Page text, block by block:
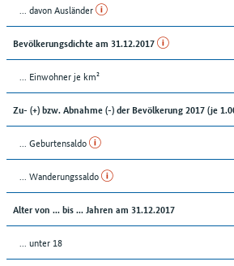
... davon Ausländer
Bevölkerungsdichte am 31.12.2017
... Einwohner je km²
Zu- (+) bzw. Abnahme (-) der Bevölkerung 2017 (je
... Geburtensaldo
... Wanderungssaldo
Alter von ... bis ... Jahren am 31.12.2017
... unter 18